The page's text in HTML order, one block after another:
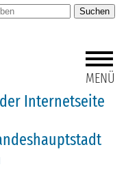
MENÜ
Internetseite